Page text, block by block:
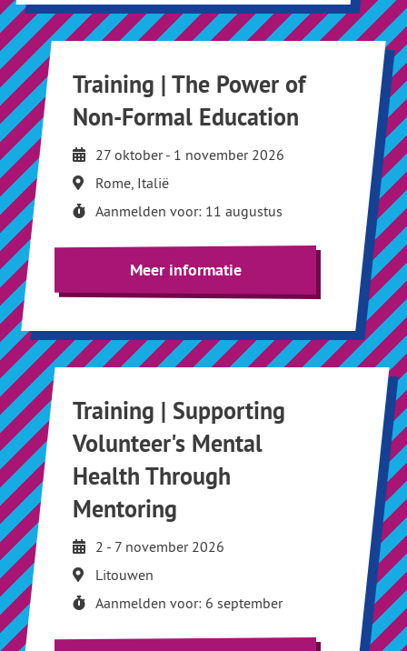
Training | The Power of
Non-Formal Education
27 oktober - 1 november 2026
Rome, Italië
Aanmelden voor: 11 augustus
Meer informatie
Training | Supporting
Volunteer's Mental
Health Through
Mentoring
2 - 7 november 2026
Litouwen
Aanmelden voor: 6 september